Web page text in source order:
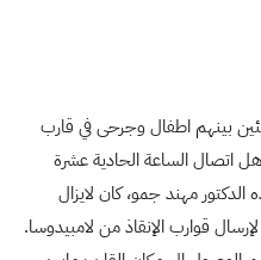
بينهم اطفال وجرحى في قارب
اتصال الساعة الحادية عشرة
مهند جمو، كان لايزال
قوارب الإنقاذ من لامبيدوسا.